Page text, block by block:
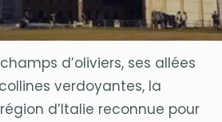
d’oliviers, ses allées
verdoyantes, la
d’Italie reconnue pour